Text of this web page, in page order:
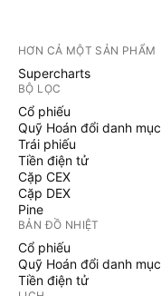
HƠN CẢ MỘT SẢN PHẨM
Supercharts
BỘ LỌC
Cổ phiếu
Quỹ Hoán đổi danh mục
Trái phiếu
Tiền điện tử
Cặp CEX
Cặp DEX
Pine
BẢN ĐỒ NHIỆT
Cổ phiếu
Quỹ Hoán đổi danh mục
Tiền điện tử